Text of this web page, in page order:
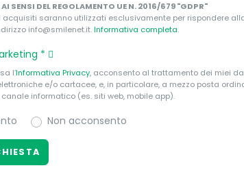
SENSI DEL REGOLAMENTO UE N. 2016/679 "GDPR"
saranno utilizzati esclusivamente per rispondere
info@smilenet.it.Informativa completa.
*
l’Informativa Privacy, acconsento al trattamento dei miei
e/o cartacee, e, in particolare, a mezzo posta
informatico (es. siti web, mobile app).
Non acconsento